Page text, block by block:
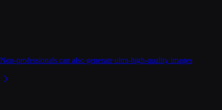
Non-professionals can also generate ultra-high-quality images